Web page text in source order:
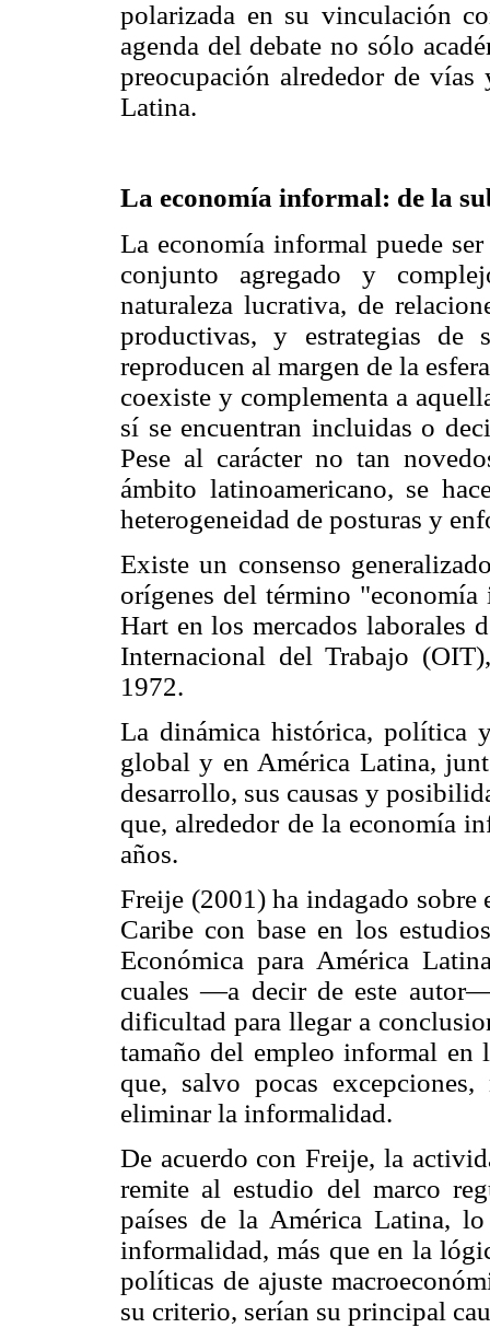
polarizada en su vinculación
agenda del debate no sólo
preocupación alrededor de
Latina.
La economía informal: de la
La economía informal puede
conjunto agregado y
naturaleza lucrativa, de
productivas, y estrategias de
reproducen al margen de la
coexiste y complementa a
sí se encuentran incluidas o
Pese al carácter no tan
ámbito latinoamericano, se
heterogeneidad de posturas y
Existe un consenso
orígenes del término
Hart en los mercados laborales
Internacional del Trabajo
1972.
La dinámica histórica, política
global y en América Latina,
desarrollo, sus causas y
que, alrededor de la economía
años.
Freije (2001) ha indagado
Caribe con base en los
Económica para América
cuales —a decir de este
dificultad para llegar a
tamaño del empleo informal en
que, salvo pocas
eliminar la informalidad.
De acuerdo con Freije, la
remite al estudio del marco
países de la América Latina,
informalidad, más que en la
políticas de ajuste
su criterio, serían su principal